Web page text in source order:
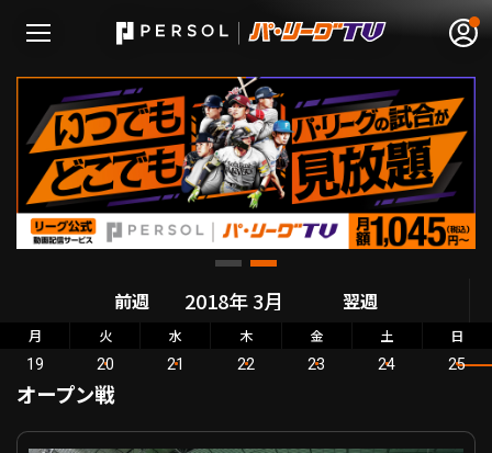
無料アカウント登録 ログイン
HOME
日程･結果
順位表･成績
前週 翌週
月 火 水 木 金 土 日
19 20 21 22 23 24 25
オープン戦
オープン戦 北海道日本ハム VS 東京ヤクルト